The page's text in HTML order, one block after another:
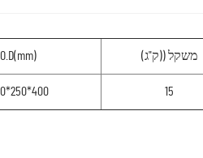
משקל ((ק"ג) O.D(mm)
15
400*250*450